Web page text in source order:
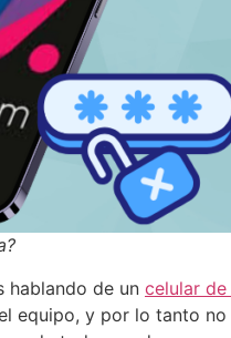
hablando de un celular de
equipo, y por lo tanto